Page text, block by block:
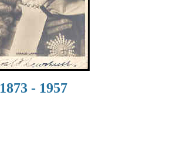
1873 - 1957